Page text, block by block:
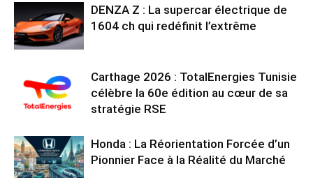
DENZA Z : La supercar électrique de
1604 ch qui redéfinit l’extrême
Carthage 2026 : TotalEnergies Tunisie
célèbre la 60e édition au cœur de sa
stratégie RSE
Honda : La Réorientation Forcée d’un
Pionnier Face à la Réalité du Marché